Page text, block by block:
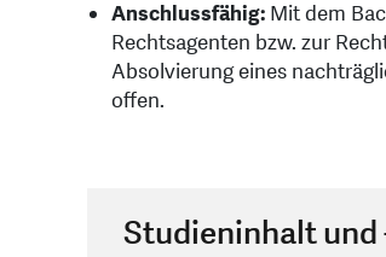
Anschlussfähig: Mit dem
Rechtsagenten bzw. zur
Absolvierung eines
offen.
Studieninhalt und